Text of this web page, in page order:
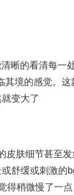
的看清每一
境的感觉。
变大了
肤细节甚至发
舒缓或刺激的
得稍微慢了一